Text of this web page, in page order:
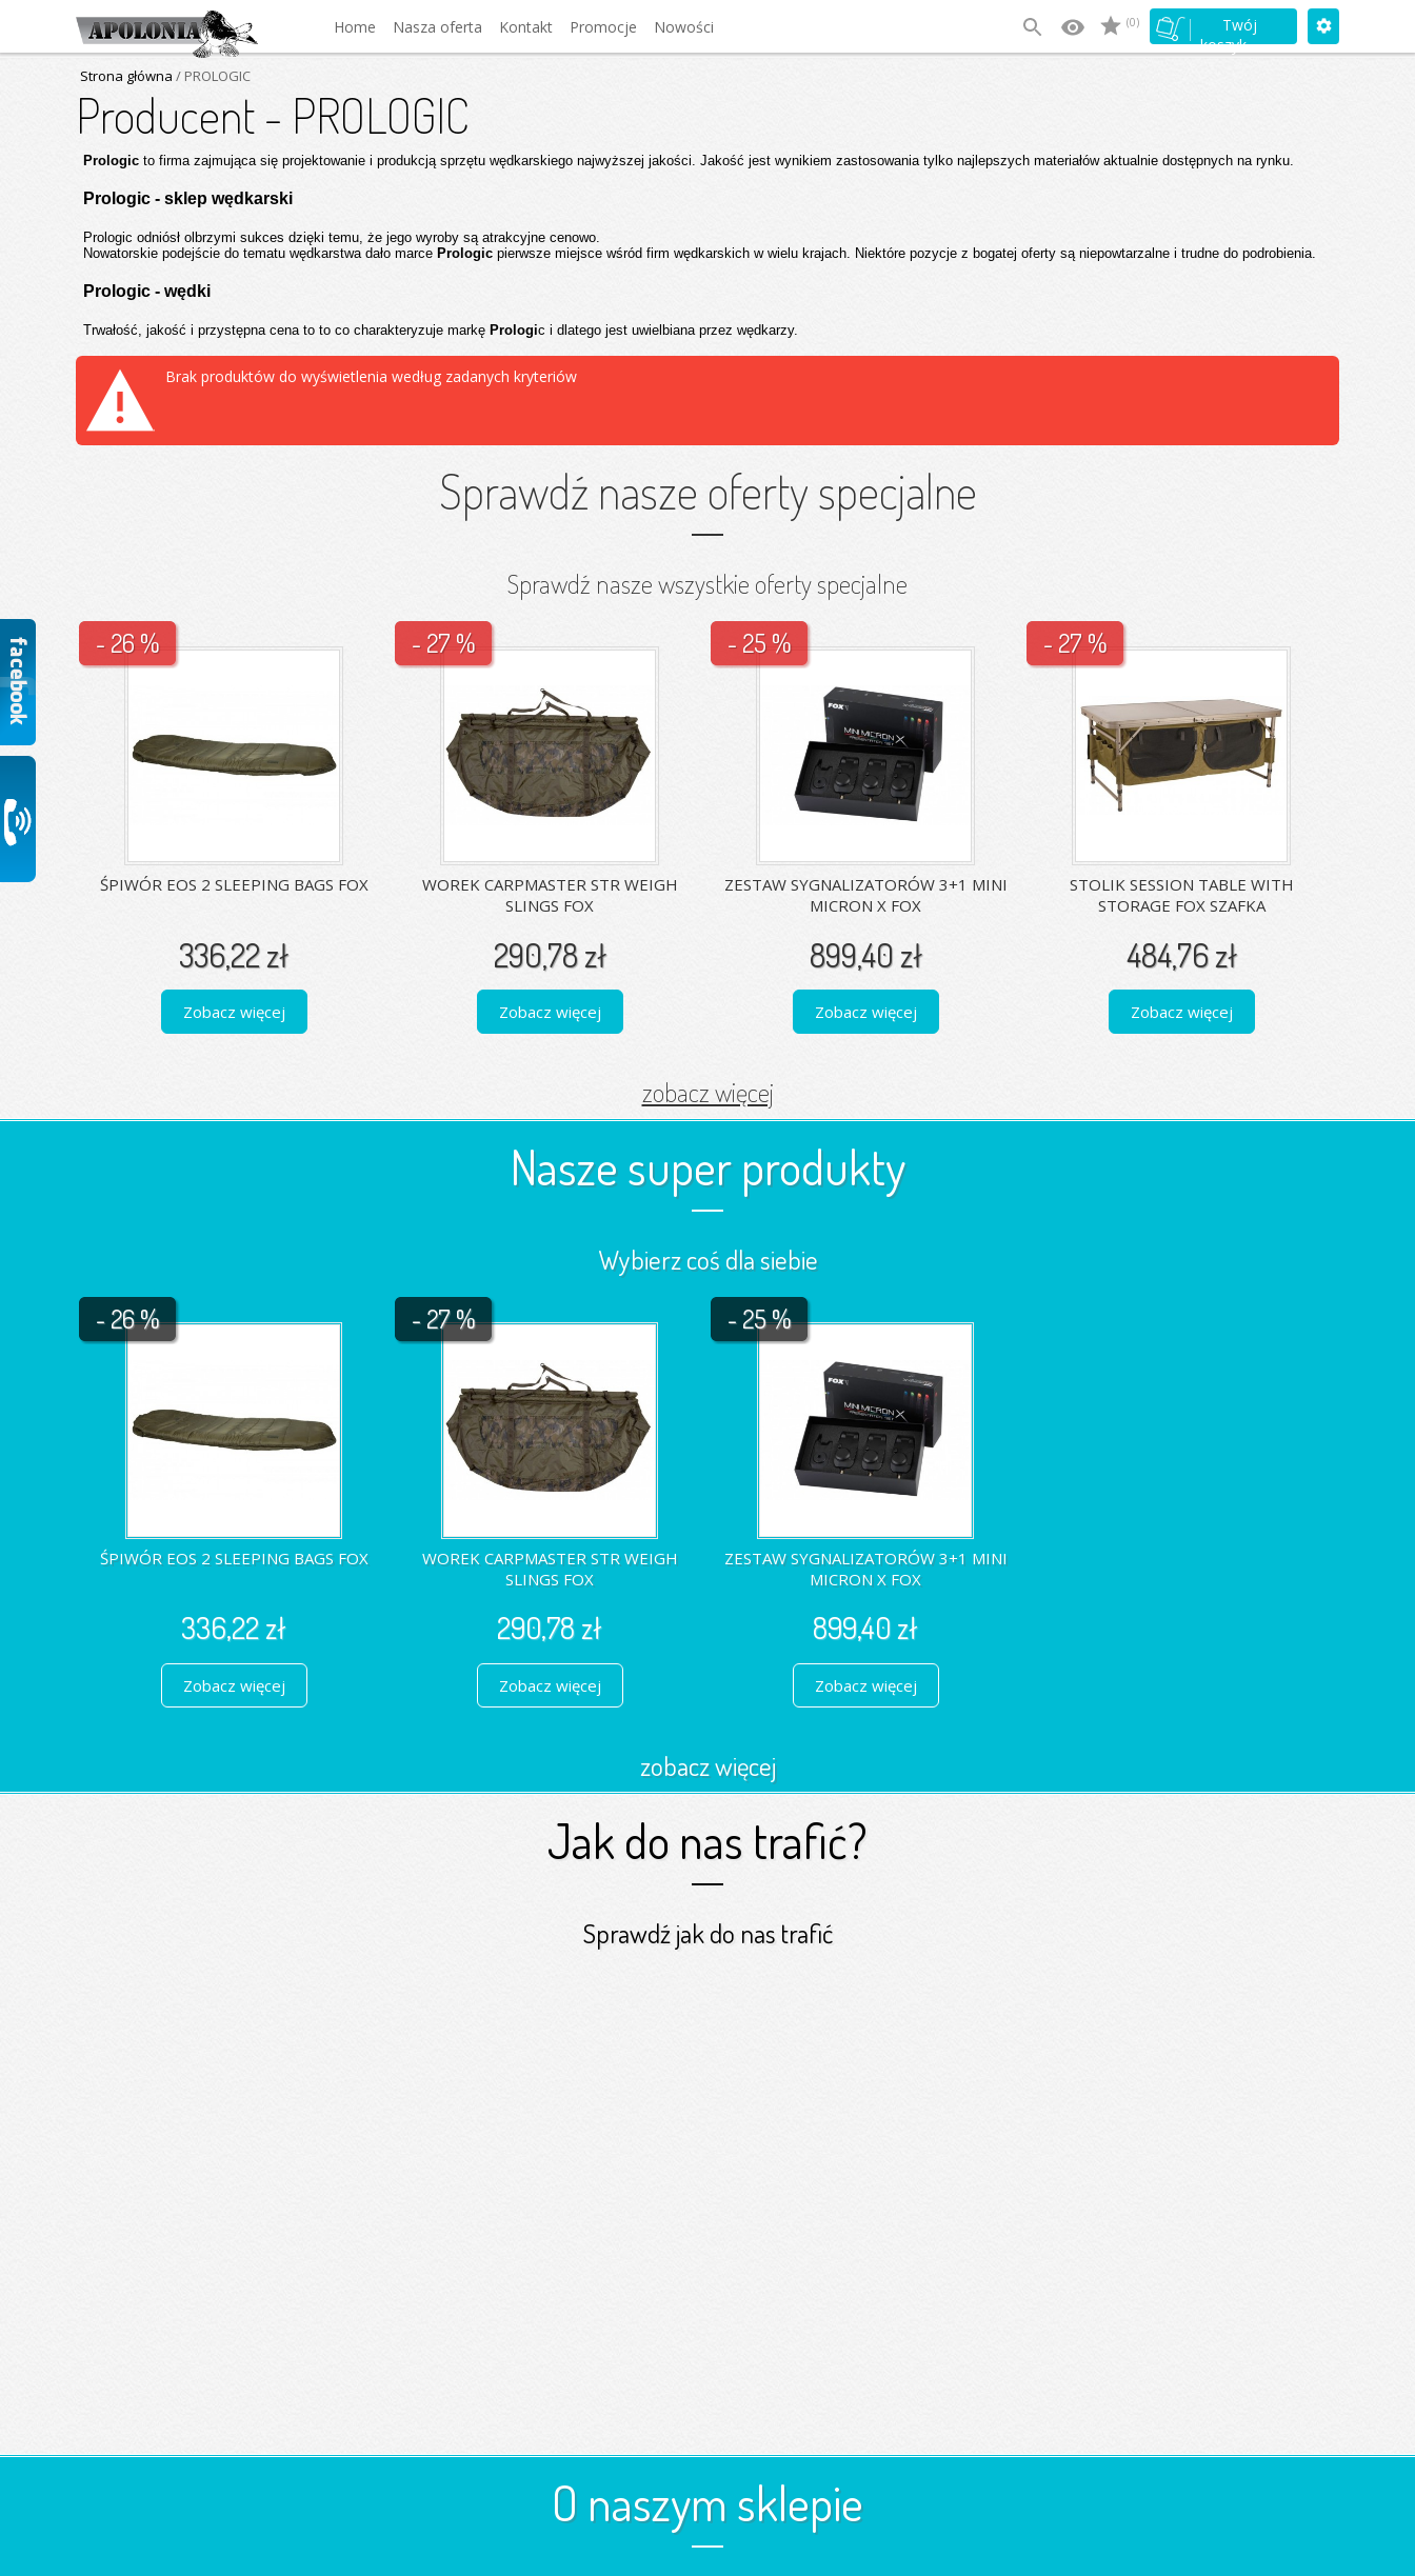
Home Nasza oferta Kontakt Promocje Nowości (0)
Twój
koszyk
Strona główna / PROLOGIC
Producent - PROLOGIC
Prologic to firma zajmująca się projektowanie i produkcją sprzętu wędkarskiego najwyższej jakości. Jakość jest wynikiem zastosowania tylko najlepszych materiałów aktualnie dostępnych na rynku.
Prologic - sklep wędkarski
Prologic odniósł olbrzymi sukces dzięki temu, że jego wyroby są atrakcyjne cenowo.
Nowatorskie podejście do tematu wędkarstwa dało marce Prologic pierwsze miejsce wśród firm wędkarskich w wielu krajach. Niektóre pozycje z bogatej oferty są niepowtarzalne i trudne do podrobienia.
Prologic - wędki
Trwałość, jakość i przystępna cena to to co charakteryzuje markę Prologic i dlatego jest uwielbiana przez wędkarzy.
Brak produktów do wyświetlenia według zadanych kryteriów
Sprawdź nasze oferty specjalne
Sprawdź nasze wszystkie oferty specjalne
ŚPIWÓR EOS 2 SLEEPING BAGS FOX
336,22 zł
- 26 %
Zobacz więcej
WOREK CARPMASTER STR WEIGH
SLINGS FOX
290,78 zł
- 27 %
Zobacz więcej
ZESTAW SYGNALIZATORÓW 3+1 MINI
MICRON X FOX
899,40 zł
- 25 %
Zobacz więcej
STOLIK SESSION TABLE WITH
STORAGE FOX SZAFKA
484,76 zł
- 27 %
Zobacz więcej
zobacz więcej
Nasze super produkty
Wybierz coś dla siebie
ŚPIWÓR EOS 2 SLEEPING BAGS FOX
336,22 zł
- 26 %
Zobacz więcej
WOREK CARPMASTER STR WEIGH
SLINGS FOX
290,78 zł
- 27 %
Zobacz więcej
ZESTAW SYGNALIZATORÓW 3+1 MINI
MICRON X FOX
899,40 zł
- 25 %
Zobacz więcej
zobacz więcej
Jak do nas trafić?
Sprawdź jak do nas trafić
O naszym sklepie